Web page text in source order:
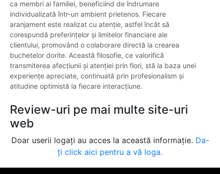
ca membri ai familiei, beneficiind de îndrumare
individualizată într-un ambient prietenos. Fiecare
aranjament este realizat cu atenție, astfel încât să
corespundă preferințelor și limitelor financiare ale
clientului, promovând o colaborare directă la crearea
buchetelor dorite. Această filosofie, ce valorifică
transmiterea afecțiunii și atenției prin flori, stă la baza unei
experiențe apreciate, continuată prin profesionalism și
atitudine optimistă la fiecare interacțiune.
Review-uri pe mai multe site-uri
web
Doar userii logați au acces la această informație. Da-
ți click aici pentru a vă loga.